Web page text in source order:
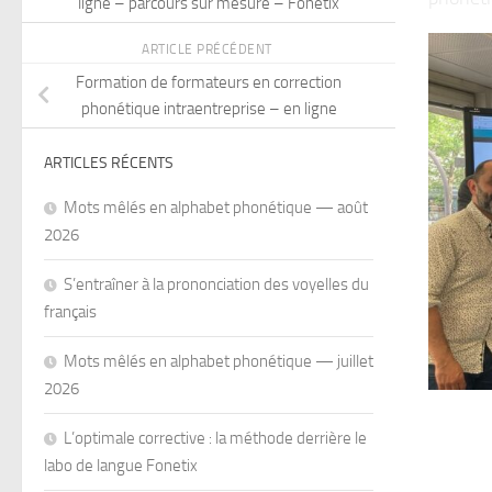
ligne – parcours sur mesure – Fonetix
ARTICLE PRÉCÉDENT
Formation de formateurs en correction
phonétique intraentreprise – en ligne
ARTICLES RÉCENTS
Mots mêlés en alphabet phonétique — août
2026
S’entraîner à la prononciation des voyelles du
français
Mots mêlés en alphabet phonétique — juillet
2026
L’optimale corrective : la méthode derrière le
labo de langue Fonetix